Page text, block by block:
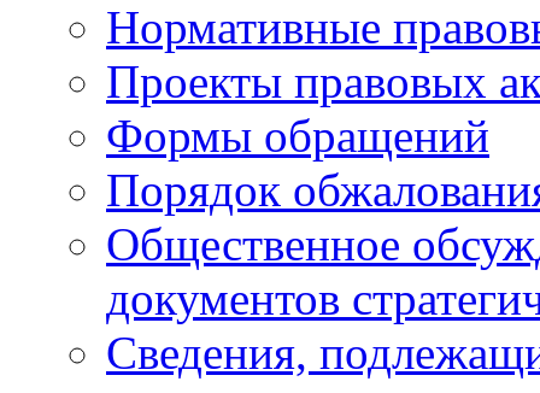
Нормативные
Проекты правовых
Формы обращений
Порядок
Общественное
документов
Сведения,